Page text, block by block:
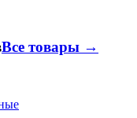
Все товары →